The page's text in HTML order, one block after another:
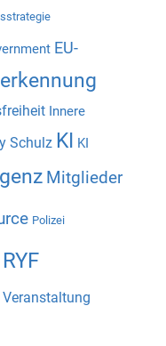
EU-
Innere
Schulz KI KI
Mitglieder
Polizei
RYF
Veranstaltung